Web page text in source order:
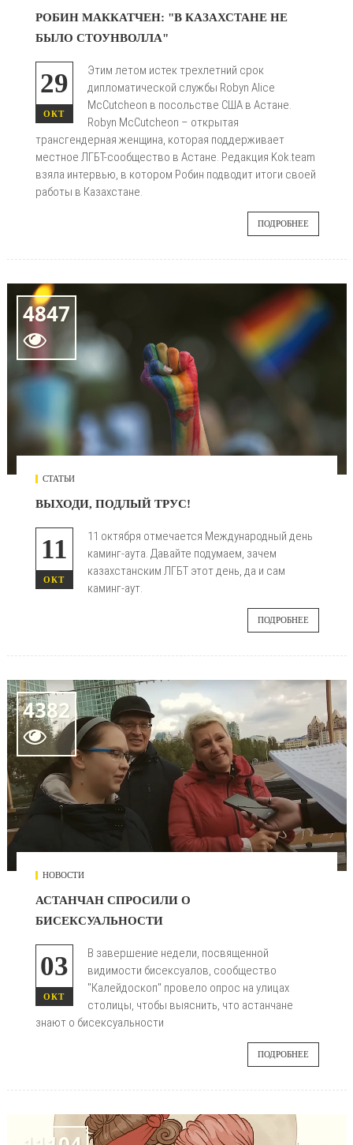
РОБИН МАККАТЧЕН: "В КАЗАХСТАНЕ НЕ
БЫЛО СТОУНВОЛЛА"
29
ОКТ
Этим летом истек трехлетний срок
дипломатической службы Robyn Alice
McCutcheon в посольстве США в Астане.
Robyn McCutcheon – открытая
трансгендерная женщина, которая поддерживает
местное ЛГБТ-сообщество в Астане. Редакция Kok.team
взяла интервью, в котором Робин подводит итоги своей
работы в Казахстане.
ПОДРОБНЕЕ
4847

СТАТЬИ
ВЫХОДИ, ПОДЛЫЙ ТРУС!
11
ОКТ
11 октября отмечается Международный день
каминг-аута. Давайте подумаем, зачем
казахстанским ЛГБТ этот день, да и сам
каминг-аут.
ПОДРОБНЕЕ
4382

НОВОСТИ
АСТАНЧАН СПРОСИЛИ О
БИСЕКСУАЛЬНОСТИ
03
ОКТ
В завершение недели, посвященной
видимости бисексуалов, сообщество
"Калейдоскоп" провело опрос на улицах
столицы, чтобы выяснить, что астанчане
знают о бисексуальности
ПОДРОБНЕЕ